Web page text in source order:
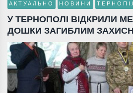
АКТУАЛЬНО НОВИНИ
У ТЕРНОПОЛІ ВІДКРИЛИ
ДОШКИ ЗАГИБЛИМ